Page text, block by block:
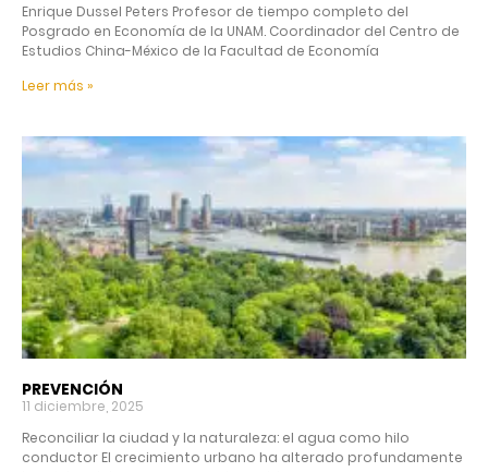
Enrique Dussel Peters Profesor de tiempo completo del
Posgrado en Economía de la UNAM. Coordinador del Centro de
Estudios China-México de la Facultad de Economía
Leer más »
PREVENCIÓN
11 diciembre, 2025
Reconciliar la ciudad y la naturaleza: el agua como hilo
conductor El crecimiento urbano ha alterado profundamente